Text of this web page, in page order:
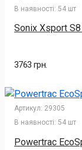
В наявності: 54 шт
Sonix Xsport
3763 грн.
Артикул: 29305
В наявності: 54 шт
Powertrac